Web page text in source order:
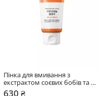
Пінка для вмивання з
екстрактом соєвих бобів та
пантенолом Round Lab 150 мл
630 ₴